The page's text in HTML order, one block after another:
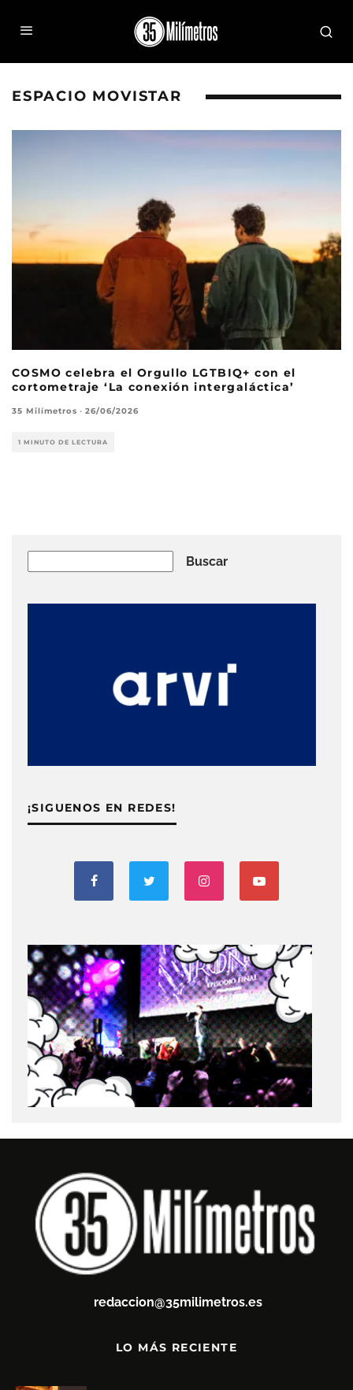
ESPACIO MOVISTAR
COSMO celebra el Orgullo LGTBIQ+ con el
cortometraje ‘La conexión intergaláctica’
35 Milímetros · 26/06/2026
1 MINUTO DE LECTURA
Buscar
¡SIGUENOS EN REDES!
redaccion@35milimetros.es
LO MÁS RECIENTE